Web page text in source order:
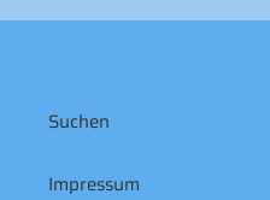
Suchen
Impressum